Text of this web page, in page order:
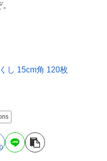
し 15cm角 120枚
0